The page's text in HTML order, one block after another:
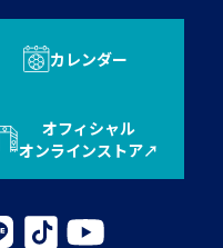
カレンダー
オフィシャル
オンラインストア